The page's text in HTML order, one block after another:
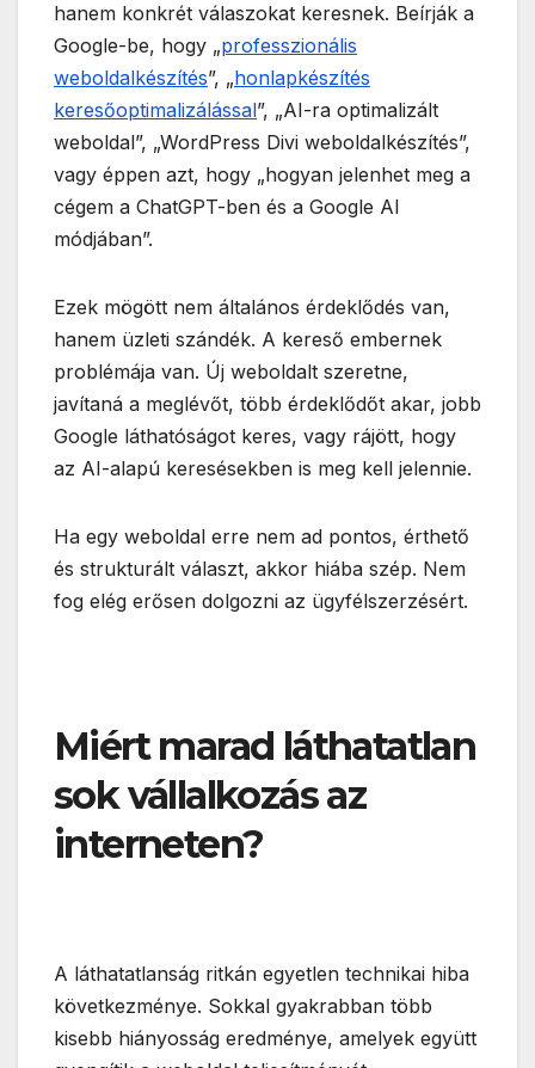
hanem konkrét válaszokat keresnek. Beírják a
Google-be, hogy „professzionális
weboldalkészítés”, „honlapkészítés
keresőoptimalizálással”, „AI-ra optimalizált
weboldal”, „WordPress Divi weboldalkészítés”,
vagy éppen azt, hogy „hogyan jelenhet meg a
cégem a ChatGPT-ben és a Google AI
módjában”.
Ezek mögött nem általános érdeklődés van,
hanem üzleti szándék. A kereső embernek
problémája van. Új weboldalt szeretne,
javítaná a meglévőt, több érdeklődőt akar, jobb
Google láthatóságot keres, vagy rájött, hogy
az AI-alapú keresésekben is meg kell jelennie.
Ha egy weboldal erre nem ad pontos, érthető
és strukturált választ, akkor hiába szép. Nem
fog elég erősen dolgozni az ügyfélszerzésért.
Miért marad láthatatlan
sok vállalkozás az
interneten?
A láthatatlanság ritkán egyetlen technikai hiba
következménye. Sokkal gyakrabban több
kisebb hiányosság eredménye, amelyek együtt